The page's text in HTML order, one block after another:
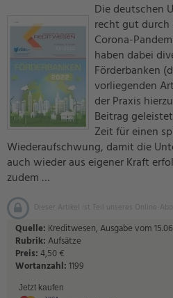
Die deutschen
recht gut durch
Corona-
haben dabei
Förderbanken
vorliegenden
der Praxis
Beitrag
Zeit für einen
Wiederaufschwung, damit die
auch wieder aus eigener Kraft
zudem …
Dieser Artikel ist Teil unseres Online-Abo
Quelle: Kreditwesen, Ausgabe vom
Rubrik:Aufsätze
Preis:4,50 €
Wortanzahl:1199
Jetzt kaufen